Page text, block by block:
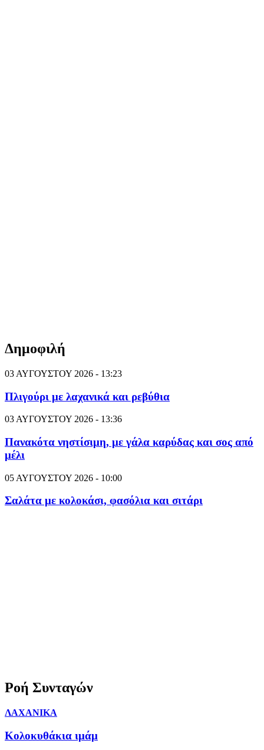
Δημοφιλή
03 ΑΥΓΟΥΣΤΟΥ 2026 - 13:23
Πλιγούρι με λαχανικά και ρεβύθια
03 ΑΥΓΟΥΣΤΟΥ 2026 - 13:36
Πανακότα νηστίσιμη, με γάλα καρύδας και σος από
μέλι
05 ΑΥΓΟΥΣΤΟΥ 2026 - 10:00
Σαλάτα με κολοκάσι, φασόλια και σιτάρι
Ροή Συνταγών
ΛΑΧΑΝΙΚΑ
Κολοκυθάκια ιμάμ